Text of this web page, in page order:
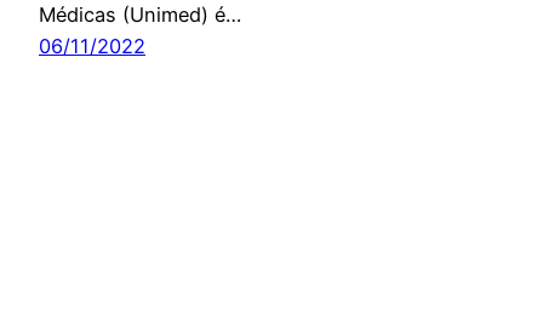
Médicas (Unimed) é…
06/11/2022